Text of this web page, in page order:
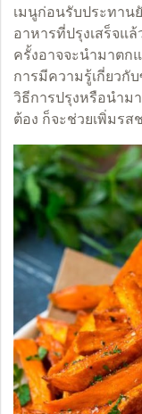
เมนูก่อนรับประทาน
อาหารที่ปรุงเสร็จแ
ครั้งอาจจะนำมาตก
การมีความรู้เกี่ยวกั
วิธีการปรุงหรือนำม
ต้อง ก็จะช่วยเพิ่มร